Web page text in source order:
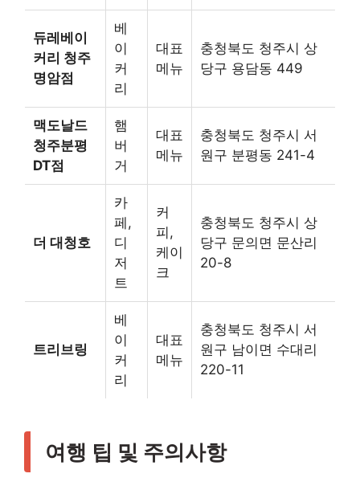
듀레베이
커리 청주
명암점
베
이
커
리
대표
메뉴
충청북도 청주시 상
당구 용담동 449
맥도날드
청주분평
DT점
햄
버
거
대표
메뉴
충청북도 청주시 서
원구 분평동 241-4
더 대청호
카
페,
디
저
트
커
피,
케이
크
충청북도 청주시 상
당구 문의면 문산리
20-8
트리브링
베
이
커
리
대표
메뉴
충청북도 청주시 서
원구 남이면 수대리
220-11
여행 팁 및 주의사항